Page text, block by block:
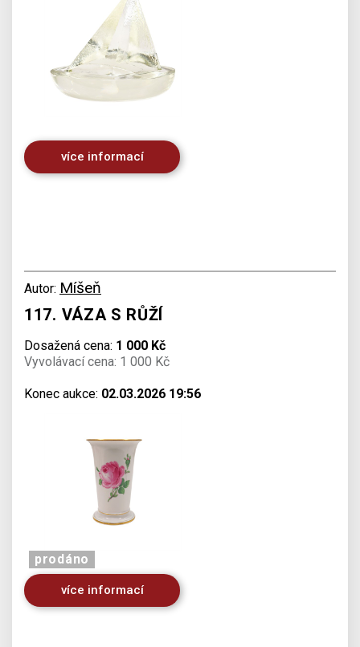
více informací
Autor: Míšeň
117. VÁZA S RŮŽÍ
Dosažená cena: 1 000 Kč
Vyvolávací cena: 1 000 Kč
Konec aukce: 02.03.2026 19:56
prodáno
více informací